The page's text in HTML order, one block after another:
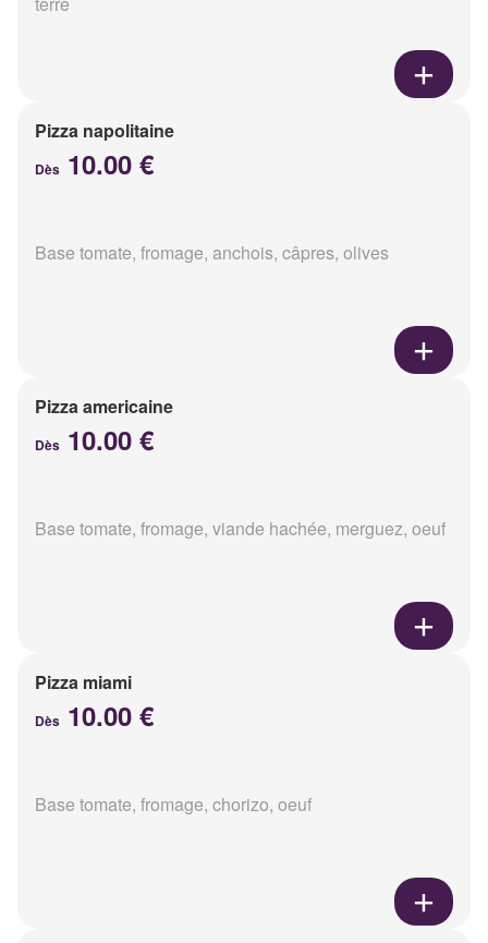
Pizza napolitaine
Dès 10.00 €
Base tomate, fromage, anchois, câpres, olives
Pizza americaine
Dès 10.00 €
Base tomate, fromage, viande hachée, merguez, oeuf
Pizza miami
Dès 10.00 €
Base tomate, fromage, chorizo, oeuf